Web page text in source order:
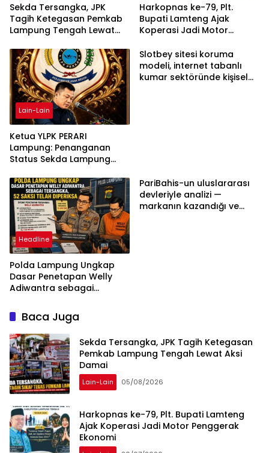
Sekda Tersangka, JPK
Tagih Ketegasan Pemkab
Lampung Tengah Lewat
Harkopnas ke-79, Plt.
Bupati Lamteng Ajak
Koperasi Jadi Motor
Lain-Lain
Ketua YLPK PERARI
Lampung: Penanganan
Status Sekda Lampung
Berdasarkan Aturan,
Bukan Tekanan Opini
Slotbey sitesi koruma
modeli, internet tabanlı
kumar sektöründe kişisel
Headline
Polda Lampung Ungkap
Dasar Penetapan Welly
Adiwantra sebagai
Diperiksa
PariBahis-un uluslararası
devleriyle analizi —
markanın kazandığı ve
Baca Juga
Sekda Tersangka, JPK Tagih Ketegasan
Pemkab Lampung Tengah Lewat Aksi
Damai
Lain-Lain 05/08/2026
Harkopnas ke-79, Plt. Bupati Lamteng
Ajak Koperasi Jadi Motor Penggerak
Ekonomi